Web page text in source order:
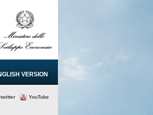
twitter YouTube